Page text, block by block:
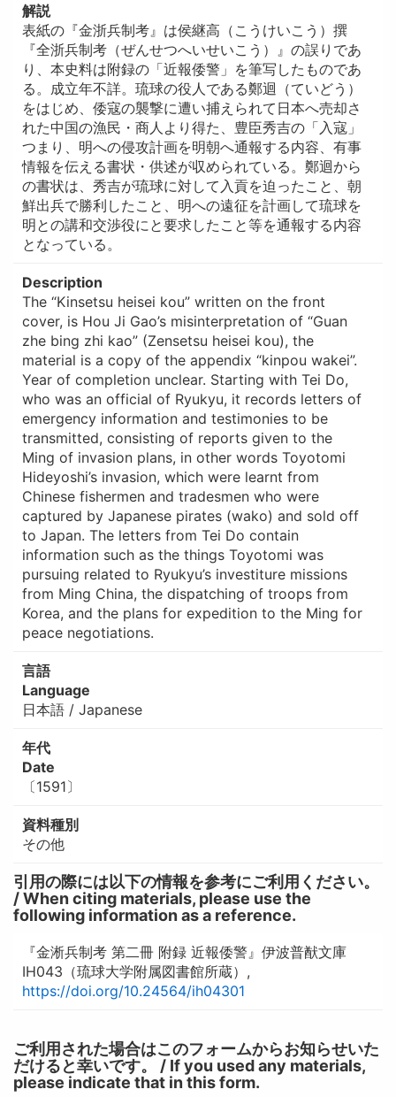
解説
表紙の『金浙兵制考』は侯継高（こうけいこう）撰
『全浙兵制考（ぜんせつへいせいこう）』の誤りであ
り、本史料は附録の「近報倭警」を筆写したものであ
る。成立年不詳。琉球の役人である鄭迴（ていどう）
をはじめ、倭寇の襲撃に遭い捕えられて日本へ売却さ
れた中国の漁民・商人より得た、豊臣秀吉の「入寇」
つまり、明への侵攻計画を明朝へ通報する内容、有事
情報を伝える書状・供述が収められている。鄭迴から
の書状は、秀吉が琉球に対して入貢を迫ったこと、朝
鮮出兵で勝利したこと、明への遠征を計画して琉球を
明との講和交渉役にと要求したこと等を通報する内容
となっている。
Description
The “Kinsetsu heisei kou” written on the front
cover, is Hou Ji Gao’s misinterpretation of “Guan
zhe bing zhi kao” (Zensetsu heisei kou), the
material is a copy of the appendix “kinpou wakei”.
Year of completion unclear. Starting with Tei Do,
who was an official of Ryukyu, it records letters of
emergency information and testimonies to be
transmitted, consisting of reports given to the
Ming of invasion plans, in other words Toyotomi
Hideyoshi’s invasion, which were learnt from
Chinese fishermen and tradesmen who were
captured by Japanese pirates (wako) and sold off
to Japan. The letters from Tei Do contain
information such as the things Toyotomi was
pursuing related to Ryukyu’s investiture missions
from Ming China, the dispatching of troops from
Korea, and the plans for expedition to the Ming for
peace negotiations.
言語
Language
日本語 / Japanese
年代
Date
〔1591〕
資料種別
その他
引用の際には以下の情報を参考にご利用ください。
/ When citing materials, please use the
following information as a reference.
『金淅兵制考 第二冊 附録 近報倭警』伊波普猷文庫
IH043（琉球大学附属図書館所蔵）,
https://doi.org/10.24564/ih04301
ご利用された場合はこのフォームからお知らせいた
だけると幸いです。 / If you used any materials,
please indicate that in this form.